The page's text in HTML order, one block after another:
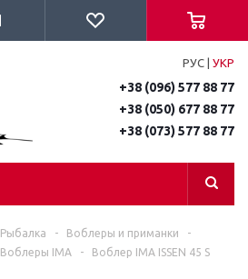
РУС УКР
+38 (096) 577 88 77
+38 (050) 677 88 77
+38 (073) 577 88 77
Рыбалка - Воблеры и приманки
-
Воблеры IMA - Воблер IMA ISSEN 45 S